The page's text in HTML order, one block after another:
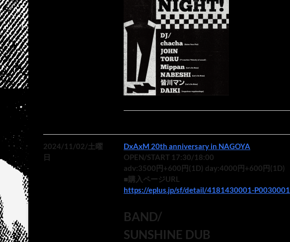
2024/11/02/土曜
日
DxAxM 20th anniversary in NAGOYA
OPEN/START 17:30/18:00
adv:3500円+600円(1D) day:4000円+600円(1D)
■購入ページURL
https://eplus.jp/sf/detail/4181430001-P0030001
BAND/
SUNSHINE DUB